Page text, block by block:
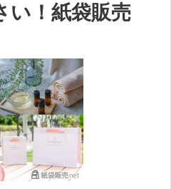
い！紙袋販売